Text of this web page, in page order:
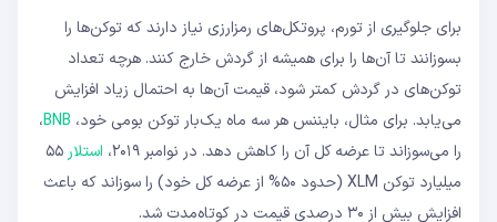
برای جلوگیری از تورم، پروتکل‌های رمزارزی نیاز دارند که توکن‌ها را
بسوزانند تا آن‌ها را برای همیشه از گردش خارج کنند. هرچه تعداد
توکن‌های در گردش کمتر شود، قیمت آن‌ها به احتمال زیاد افزایش
می‌یابد. برای مثال، بایننس هر سه ماه یک‌بار توکن بومی خود، BNB،
را می‌سوزاند تا عرضه کل آن را کاهش دهد. در نوامبر ۲۰۱۹،
استلار ۵۵
میلیارد توکن XLM (حدود ۵۰% از عرضه کل خود) را سوزاند که باعث
افزایش بیش از ۳۰ درصدی قیمت در کوتاه‌مدت شد.